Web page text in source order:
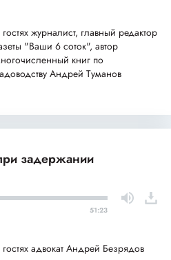
гостях журналист, главный редактор
"Ваши 6 соток", автор
книг по
Андрей Туманов
задержании
51:23
гостях адвокат Андрей Безрядов